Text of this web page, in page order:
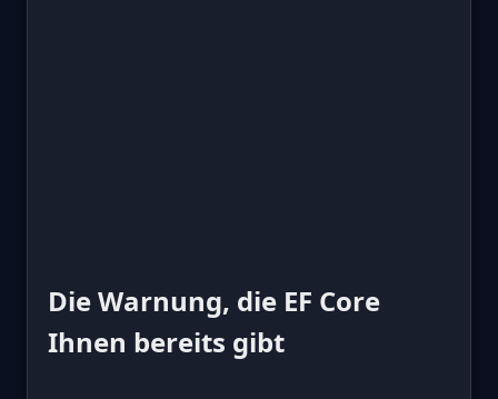
Die Warnung, die EF Core
Ihnen bereits gibt